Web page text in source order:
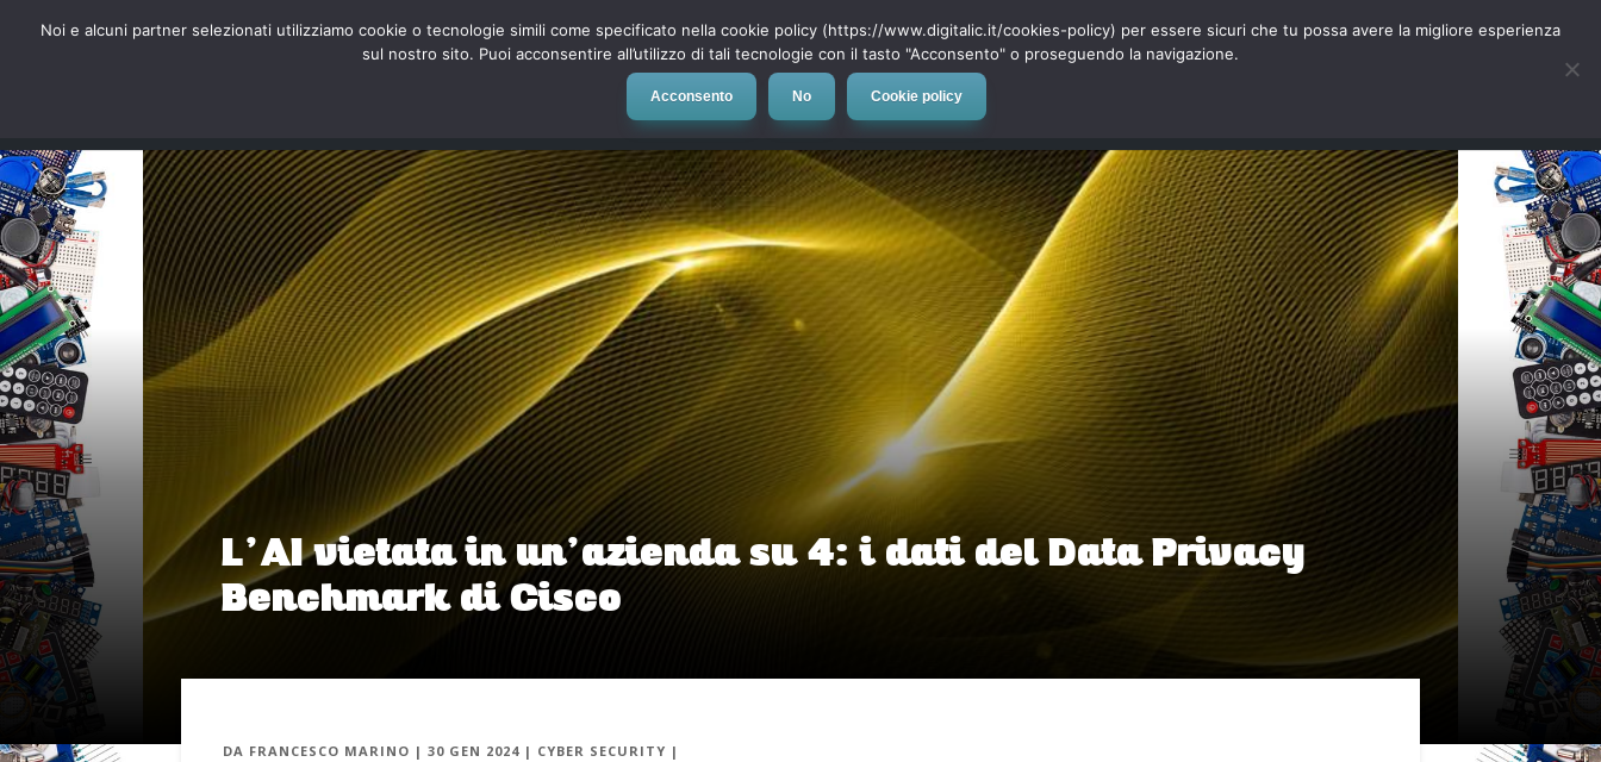
Social Network App Automotive Tech-News
L’AI vietata in un’azienda su 4: i dati del Data Privacy
Benchmark di Cisco
DA FRANCESCO MARINO | 30 GEN 2024 | CYBER SECURITY |
Noi e alcuni partner selezionati utilizziamo cookie o tecnologie simili come specificato nella cookie policy (https://www.digitalic.it/cookies-policy) per essere sicuri che tu possa avere la migliore esperienza
sul nostro sito. Puoi acconsentire all’utilizzo di tali tecnologie con il tasto "Acconsento" o proseguendo la navigazione.
Acconsento No Cookie policy